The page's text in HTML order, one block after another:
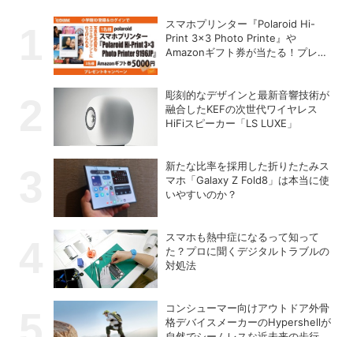
スマホプリンター『Polaroid Hi-
Print 3×3 Photo Printe』や
Amazonギフト券が当たる！プレゼ
彫刻的なデザインと最新音響技術が
融合したKEFの次世代ワイヤレス
HiFiスピーカー「LS LUXE」
新たな比率を採用した折りたたみス
マホ「Galaxy Z Fold8」は本当に使
いやすいのか？
スマホも熱中症になるって知って
た？プロに聞くデジタルトラブルの
対処法
コンシューマー向けアウトドア外骨
格デバイスメーカーのHypershellが